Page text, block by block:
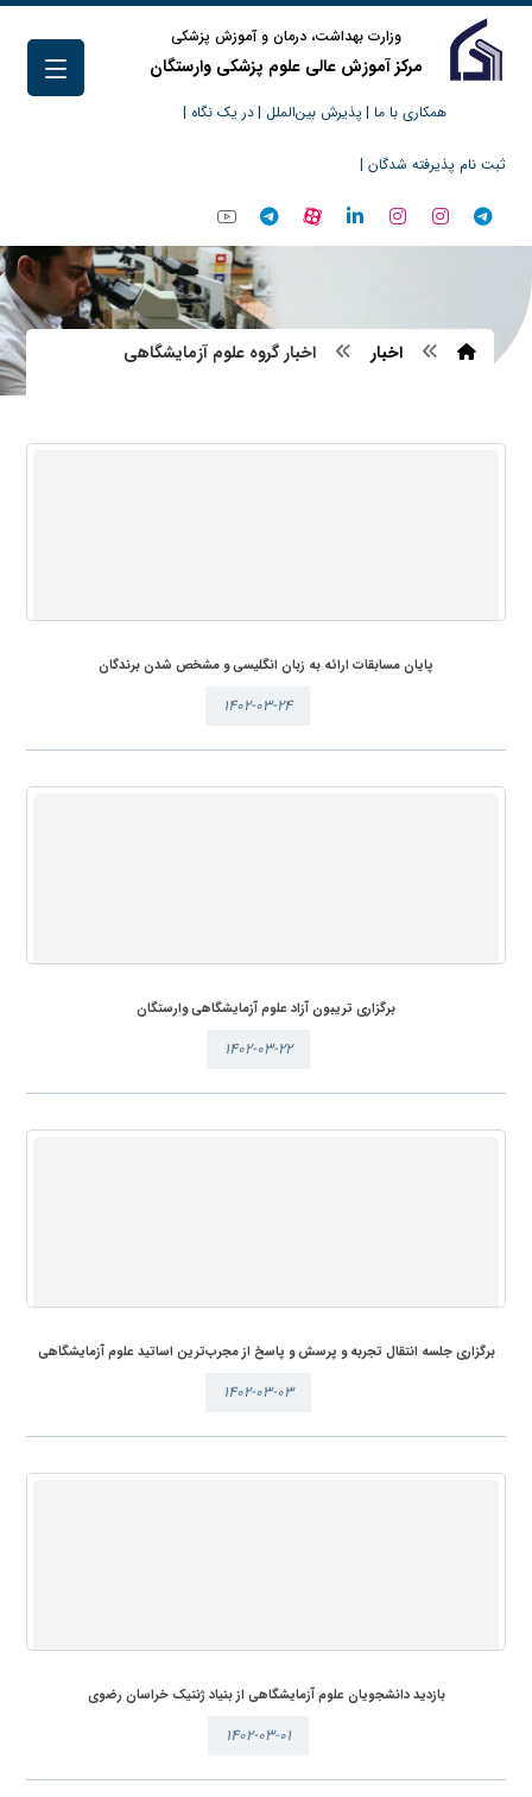
وزارت بهداشت، درمان و آموزش پزشکی
مرکز آموزش عالی علوم پزشکی وارستگان
همکاری با ما | پذیرش بین‌الملل |در یک نگاه |
ثبت نام پذیرفته شدگان |
اخبار اخبار گروه علوم آزمایشگاهی
پایان مسابقات ارائه به زبان انگلیسی و مشخص شدن برندگان
۱۴۰۲-۰۳-۲۴
برگزاری تریبون آزاد علوم آزمایشگاهی وارستگان
۱۴۰۲-۰۳-۲۲
برگزاری جلسه انتقال تجربه و پرسش و پاسخ از مجرب‌ترین اساتید علوم آزمایشگاهی
۱۴۰۲-۰۳-۰۳
بازدید دانشجویان علوم آزمایشگاهی از بنیاد ژنتیک خراسان رضوی
۱۴۰۲-۰۳-۰۱